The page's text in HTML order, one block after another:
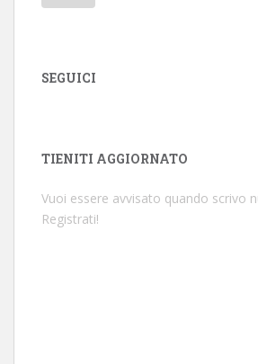
SEGUICI
TIENITI AGGIORNATO
Vuoi essere avvisato quando scrivo
Registrati!